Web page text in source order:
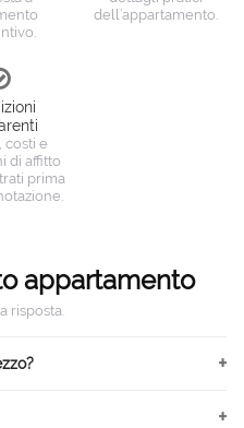
dell’appartamento.
costi e
di affitto
prima
appartamento
risposta.